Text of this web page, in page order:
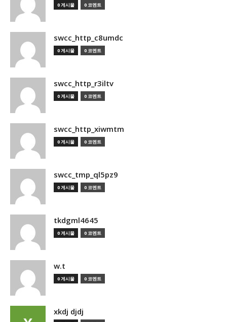
0 게시물 0 코멘트
swcc_http_c8umdc
0 게시물 0 코멘트
swcc_http_r3iltv
0 게시물 0 코멘트
swcc_http_xiwmtm
0 게시물 0 코멘트
swcc_tmp_ql5pz9
0 게시물 0 코멘트
tkdgml4645
0 게시물 0 코멘트
w.t
0 게시물 0 코멘트
xkdj djdj